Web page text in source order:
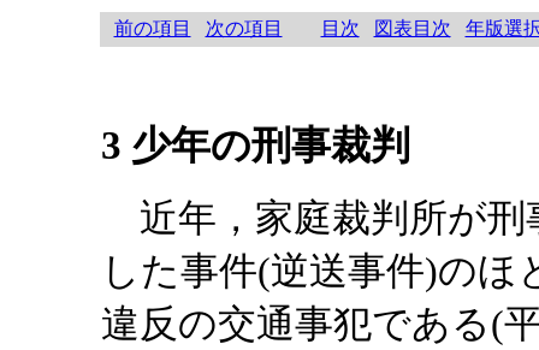
前の項目 次の項目 目次 図表目次 年版選
3 少年の刑事裁判
近年，家庭裁判所が刑
した事件(逆送事件)の
違反の交通事犯である(